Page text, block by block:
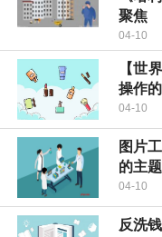
聚焦
04-10
【世
操作
04-10
图片
的主
04-10
反洗